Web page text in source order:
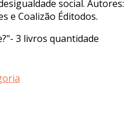
social. Autores:
e Coalizão Éditodos.
3 livros quantidade